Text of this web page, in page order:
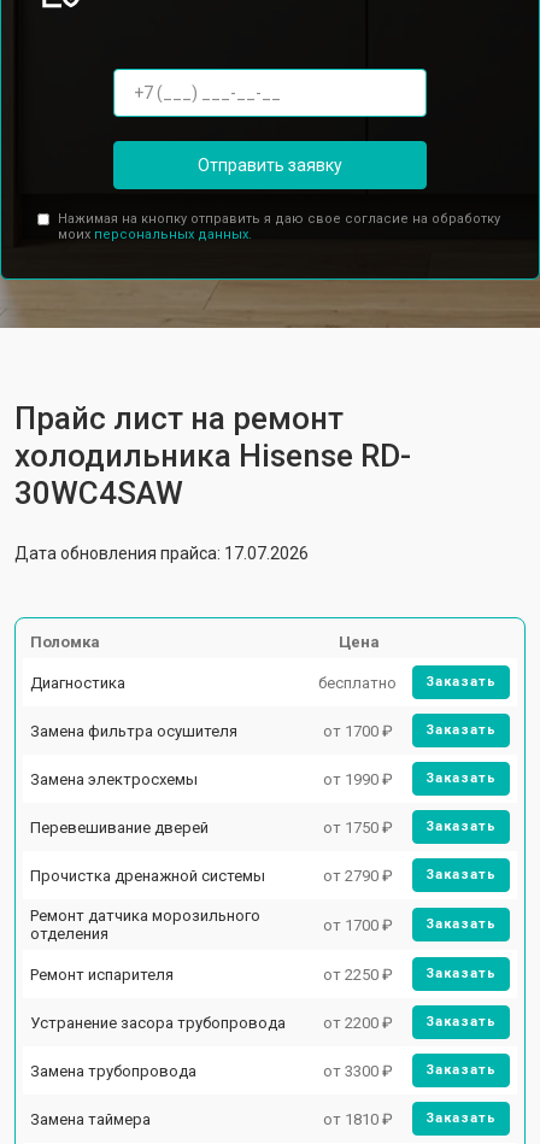
Отправить заявку
Нажимая на кнопку отправить я даю свое согласие на обработку
моих персональных данных.
Прайс лист на ремонт
холодильника Hisense RD-
30WC4SAW
Дата обновления прайса: 17.07.2026
Поломка Цена
Диагностика бесплатно Заказать
Замена фильтра осушителя от 1700 ₽ Заказать
Замена электросхемы от 1990 ₽ Заказать
Перевешивание дверей от 1750 ₽ Заказать
Прочистка дренажной системы от 2790 ₽ Заказать
Ремонт датчика морозильного
отделения
от 1700 ₽ Заказать
Ремонт испарителя от 2250 ₽ Заказать
Устранение засора трубопровода от 2200 ₽ Заказать
Замена трубопровода от 3300 ₽ Заказать
Замена таймера от 1810 ₽ Заказать